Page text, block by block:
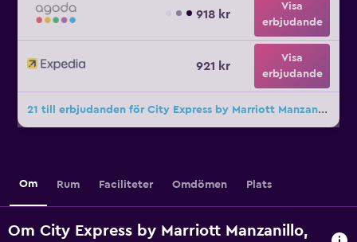
918 kr
Visa
erbjudande
921 kr
Visa
erbjudande
21 till erbjudanden för City Express by Marriott Manzanillo
Om Rum Faciliteter Omdömen Plats
Om City Express by Marriott Manzanillo,